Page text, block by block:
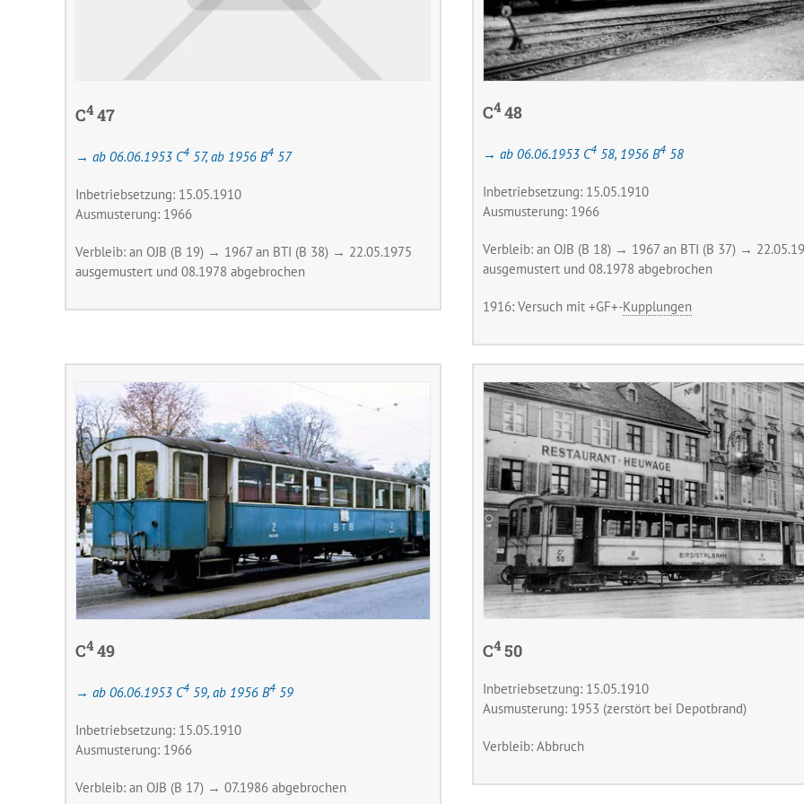
C4 47
→ ab 06.06.1953 C4 57, ab 1956 B4 57
Inbetriebsetzung: 15.05.1910
Ausmusterung: 1966
Verbleib: an OJB (B 19) → 1967 an BTI (B 38) → 22.05.1975
ausgemustert und 08.1978 abgebrochen
C4 48
→ ab 06.06.1953 C4 58, 1956 B4 58
Inbetriebsetzung: 15.05.1910
Ausmusterung: 1966
Verbleib: an OJB (B 18) → 1967 an BTI (B 37) →
ausgemustert und 08.1978 abgebrochen
1916: Versuch mit +GF+-Kupplungen
C4 49
→ ab 06.06.1953 C4 59, ab 1956 B4 59
Inbetriebsetzung: 15.05.1910
Ausmusterung: 1966
Verbleib: an OJB (B 17) → 07.1986 abgebrochen
C4 50
Inbetriebsetzung: 15.05.1910
Ausmusterung: 1953 (zerstört bei Depotbrand)
Verbleib: Abbruch